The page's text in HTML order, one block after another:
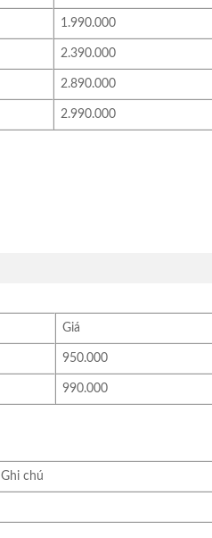
1.990.000
2.390.000
2.890.000
2.990.000
Giá
950.000
990.000
Ghi chú